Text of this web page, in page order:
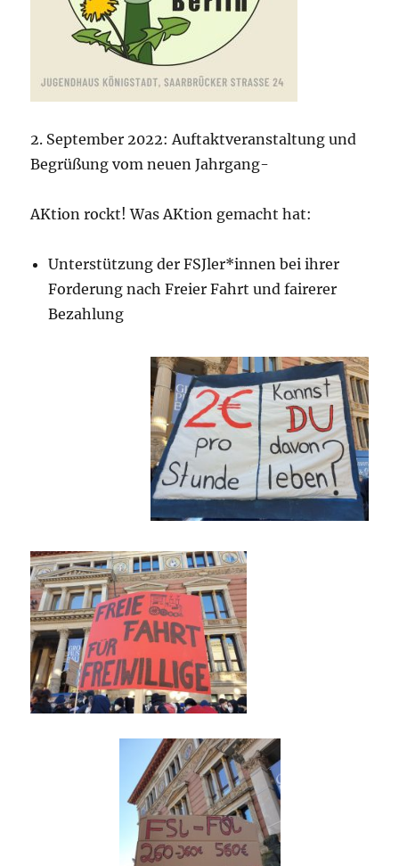
2. September 2022: Auftaktveranstaltung und
Begrüßung vom neuen Jahrgang-
AKtion rockt! Was AKtion gemacht hat:
Unterstützung der FSJler*innen bei ihrer
Forderung nach Freier Fahrt und fairerer
Bezahlung